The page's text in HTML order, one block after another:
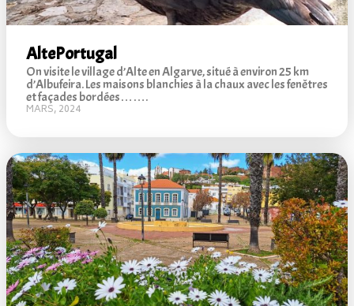
AltePortugal
On visite le village d’Alte en Algarve, situé à environ 25 km
d’Albufeira. Les maisons blanchies à la chaux avec les fenêtres
et façades bordées…….
MARS, 2024